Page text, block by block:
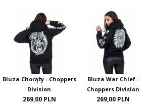
Bluza Chorąży - Choppers
Division
269,00 PLN
Bluza War Chief -
Choppers Division
269,00 PLN